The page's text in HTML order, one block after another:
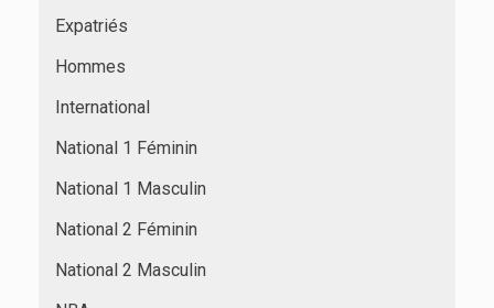
Expatriés
Hommes
International
National 1 Féminin
National 1 Masculin
National 2 Féminin
National 2 Masculin